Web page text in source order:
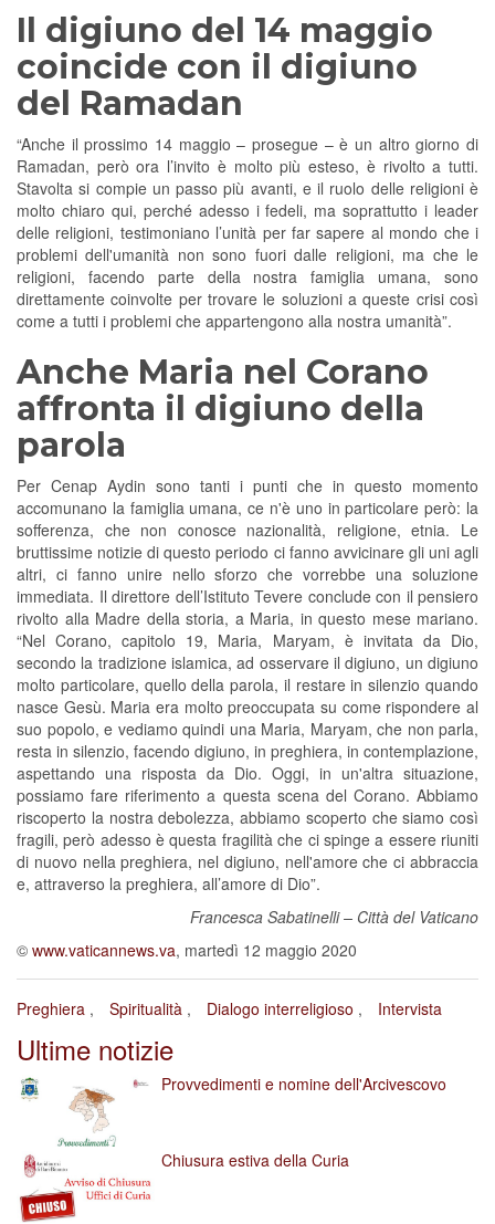
Il digiuno del 14 maggio
coincide con il digiuno
del Ramadan
“Anche il prossimo 14 maggio – prosegue – è un altro giorno di
Ramadan, però ora l’invito è molto più esteso, è rivolto a tutti.
Stavolta si compie un passo più avanti, e il ruolo delle religioni è
molto chiaro qui, perché adesso i fedeli, ma soprattutto i leader
delle religioni, testimoniano l’unità per far sapere al mondo che i
problemi dell'umanità non sono fuori dalle religioni, ma che le
religioni, facendo parte della nostra famiglia umana, sono
direttamente coinvolte per trovare le soluzioni a queste crisi così
come a tutti i problemi che appartengono alla nostra umanità”.
Anche Maria nel Corano
affronta il digiuno della
parola
Per Cenap Aydin sono tanti i punti che in questo momento
accomunano la famiglia umana, ce n'è uno in particolare però: la
sofferenza, che non conosce nazionalità, religione, etnia. Le
bruttissime notizie di questo periodo ci fanno avvicinare gli uni agli
altri, ci fanno unire nello sforzo che vorrebbe una soluzione
immediata. Il direttore dell’Istituto Tevere conclude con il pensiero
rivolto alla Madre della storia, a Maria, in questo mese mariano.
“Nel Corano, capitolo 19, Maria, Maryam, è invitata da Dio,
secondo la tradizione islamica, ad osservare il digiuno, un digiuno
molto particolare, quello della parola, il restare in silenzio quando
nasce Gesù. Maria era molto preoccupata su come rispondere al
suo popolo, e vediamo quindi una Maria, Maryam, che non parla,
resta in silenzio, facendo digiuno, in preghiera, in contemplazione,
aspettando una risposta da Dio. Oggi, in un'altra situazione,
possiamo fare riferimento a questa scena del Corano. Abbiamo
riscoperto la nostra debolezza, abbiamo scoperto che siamo così
fragili, però adesso è questa fragilità che ci spinge a essere riuniti
di nuovo nella preghiera, nel digiuno, nell'amore che ci abbraccia
e, attraverso la preghiera, all’amore di Dio”.
Francesca Sabatinelli – Città del Vaticano
© www.vaticannews.va, martedì 12 maggio 2020
Preghiera Spiritualità Dialogo interreligioso Intervista
Ultime notizie
Provvedimenti e nomine dell'Arcivescovo
Chiusura estiva della Curia